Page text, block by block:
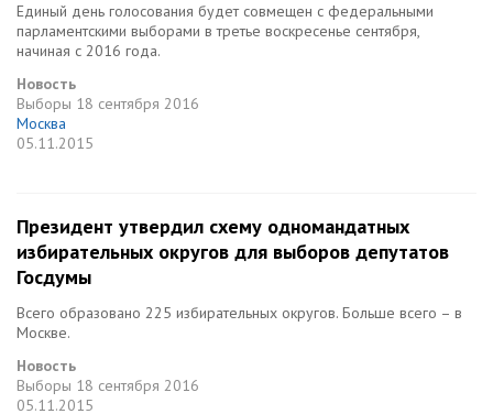
Единый день голосования будет совмещен с федеральными
парламентскими выборами в третье воскресенье сентября,
начиная с 2016 года.
Новость
Выборы 18 сентября 2016
Москва
05.11.2015
Президент утвердил схему одномандатных
избирательных округов для выборов депутатов
Госдумы
Всего образовано 225 избирательных округов. Больше всего – в
Москве.
Новость
Выборы 18 сентября 2016
05.11.2015